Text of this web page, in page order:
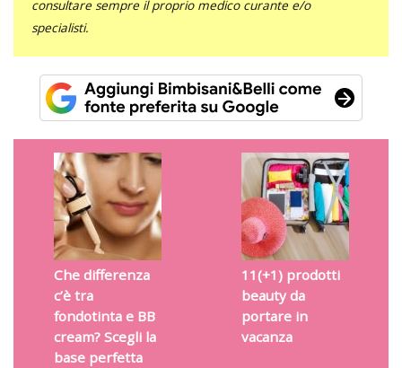
consultare sempre il proprio medico curante e/o
specialisti.
Che differenza
c’è tra
fondotinta e BB
cream? Scegli la
base perfetta
11(+1) prodotti
beauty da
portare in
vacanza